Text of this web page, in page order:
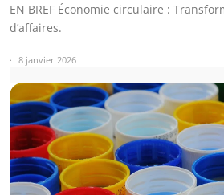
EN BREF Économie circulaire :
d’affaires.
8 janvier 2026